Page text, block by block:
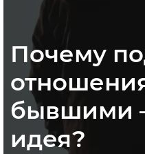
Почему
бывшими
идея?